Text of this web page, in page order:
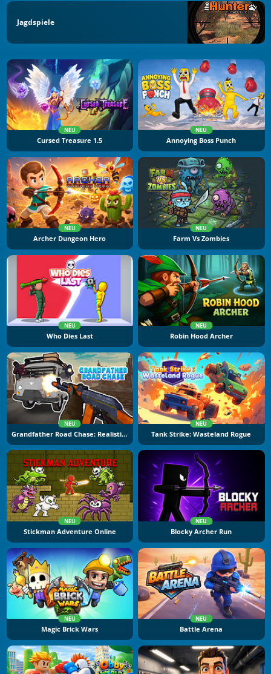
Jagdspiele
NEU
Cursed Treasure 1.5
NEU
Annoying Boss Punch
NEU
Archer Dungeon Hero
NEU
Farm Vs Zombies
NEU
Who Dies Last
NEU
Robin Hood Archer
NEU
Grandfather Road Chase: Realistic Shooter
NEU
Tank Strike: Wasteland Rogue
NEU
Stickman Adventure Online
NEU
Blocky Archer Run
NEU
Magic Brick Wars
NEU
Battle Arena